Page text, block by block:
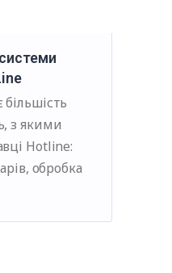
з якими
Hotline:
обробка